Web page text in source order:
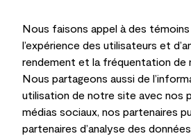
Nous faisons appel à des témoins
l’expérience des utilisateurs et
rendement et la fréquentation de
Nous partageons aussi de
utilisation de notre site avec nos
médias sociaux, nos partenaires
partenaires d’analyse des
maison